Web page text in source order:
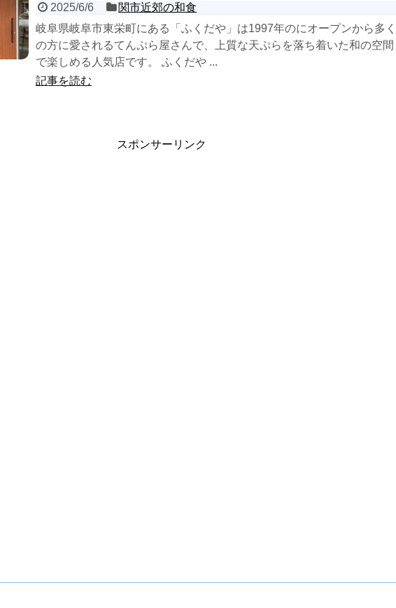
2025/6/6
関市近郊の和食
岐阜県岐阜市東栄町にある「ふくだや」は1997年のにオープンから多く
の方に愛されるてんぷら屋さんで、上質な天ぷらを落ち着いた和の空間
で楽しめる人気店です。 ふくだや ...
記事を読む
スポンサーリンク